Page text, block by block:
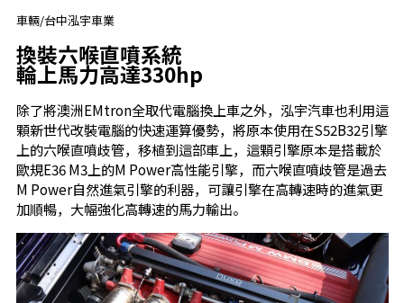
車輛/台中泓宇車業
換裝六喉直噴系統
輪上馬力高達330hp
除了將澳洲EMtron全取代電腦換上車之外，泓宇汽車也利用這
顆新世代改裝電腦的快速運算優勢，將原本使用在S52B32引擎
上的六喉直噴歧管，移植到這部車上，這顆引擎原本是搭載於
歐規E36 M3上的M Power高性能引擎，而六喉直噴歧管是過去
M Power自然進氣引擎的利器，可讓引擎在高轉速時的進氣更
加順暢，大幅強化高轉速的馬力輸出。